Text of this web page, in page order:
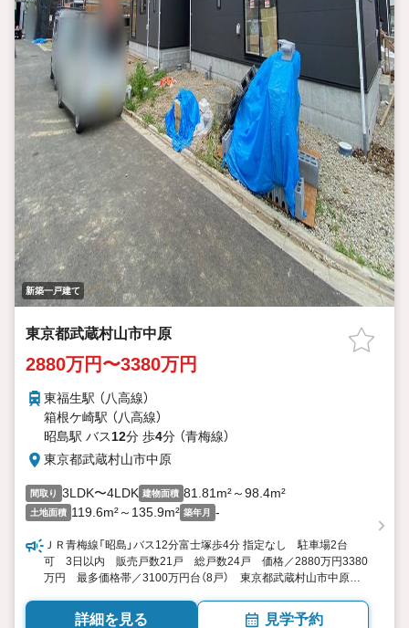
新築一戸建て
東京都武蔵村山市中原
2880万円〜3380万円
東福生駅 （八高線）
箱根ケ崎駅 （八高線）
昭島駅 バス12分 歩4分 （青梅線）
東京都武蔵村山市中原
間取り 3LDK〜4LDK 建物面積 81.81m²～98.4m²
土地面積 119.6m²～135.9m² 築年月 -
ＪＲ青梅線「昭島」バス12分富士塚歩4分 指定なし 駐車場2台
可 3日以内 販売戸数21戸 総戸数24戸 価格／2880万円3380
万円 最多価格帯／3100万円台（8戸） 東京都武蔵村山市中原
SUUMO
詳細を見る 見学予約